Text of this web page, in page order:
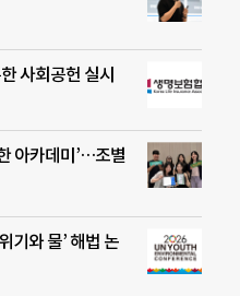
사회공헌 실시
아카데미’…조별
기와 물’ 해법 논